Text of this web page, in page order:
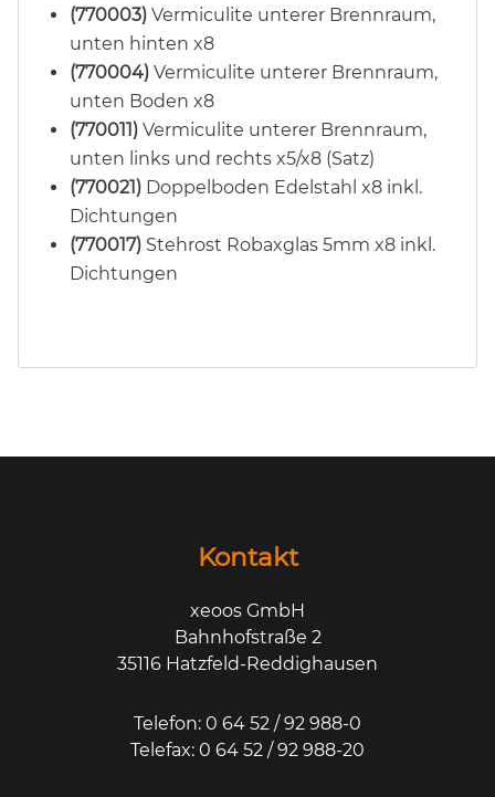
(770003) Vermiculite unterer Brennraum,
unten hinten x8
(770004) Vermiculite unterer Brennraum,
unten Boden x8
(770011) Vermiculite unterer Brennraum,
unten links und rechts x5/x8 (Satz)
(770021) Doppelboden Edelstahl x8 inkl.
Dichtungen
(770017) Stehrost Robaxglas 5mm x8 inkl.
Dichtungen
Kontakt
xeoos GmbH
Bahnhofstraße 2
35116 Hatzfeld-Reddighausen
Telefon: 0 64 52 / 92 988-0
Telefax: 0 64 52 / 92 988-20